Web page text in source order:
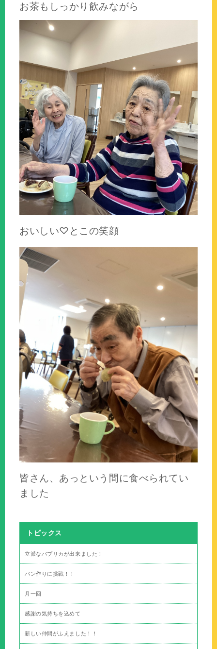
お茶もしっかり飲みながら
おいしい♡とこの笑顔
皆さん、あっという間に食べられてい
ました
トピックス
立派なパプリカが出来ました！
パン作りに挑戦！！
月一回
感謝の気持ちを込めて
新しい仲間がふえました！！